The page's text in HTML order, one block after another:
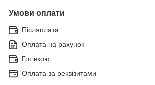
Умови оплати
Післяплата
Оплата на рахунок
Готівкою
Оплата за реквізитами